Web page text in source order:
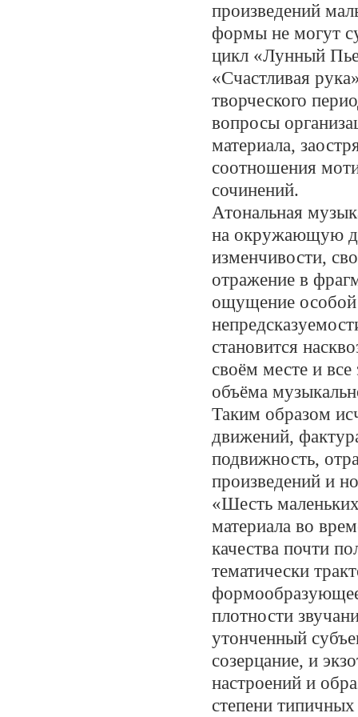
произведений
формы не могут
цикл «Лунный
«Счастливая
творческого
вопросы
материала,
соотношения
сочинений.
Атональная
на окружающую
изменчивости,
отражение в
ощущение особой
становится
своём месте и все
объёма
Таким образом
движений,
подвижность,
произведений и
«Шесть
материала во
качества почти
тематически
плотности
утонченный
созерцание, и
настроений и
степени